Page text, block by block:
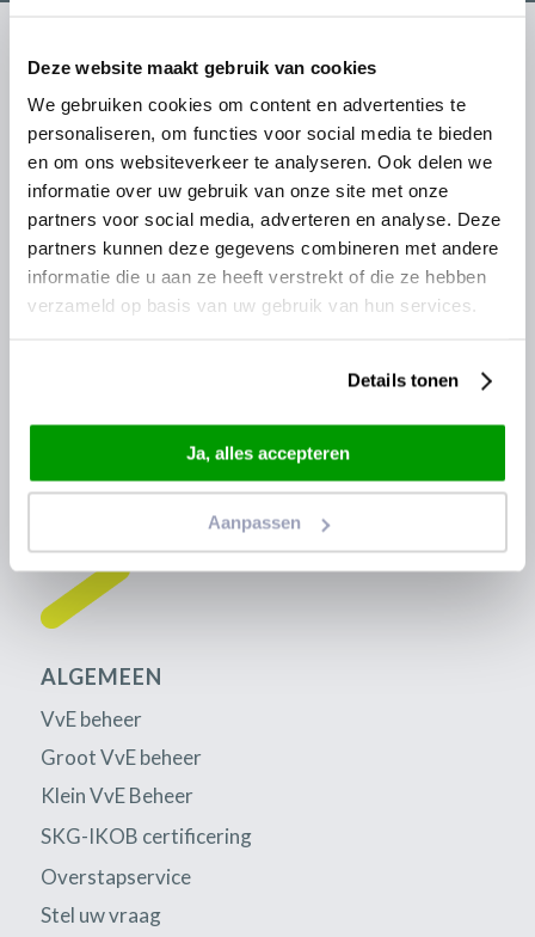
Deze website maakt gebruik van cookies
We gebruiken cookies om content en advertenties te
personaliseren, om functies voor social media te bieden
en om ons websiteverkeer te analyseren. Ook delen we
informatie over uw gebruik van onze site met onze
partners voor social media, adverteren en analyse. Deze
partners kunnen deze gegevens combineren met andere
informatie die u aan ze heeft verstrekt of die ze hebben
verzameld op basis van uw gebruik van hun services.
Details tonen
Ja, alles accepteren
Aanpassen
DIENSTEN
Financieel beheer
Technisch beheer
Algemene voorwaarden
Disclaimer
ALGEMEEN
VvE beheer
Groot VvE beheer
Klein VvE Beheer
SKG-IKOB certificering
Overstapservice
Stel uw vraag